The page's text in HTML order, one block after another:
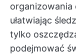
organizowania
ułatwiając
tylko
podejmować